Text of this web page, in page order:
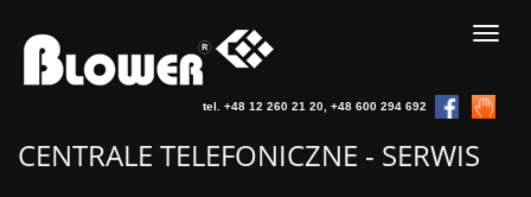
tel. +48 12 260 21 20, +48 600 294 692
CENTRALE TELEFONICZNE - SERWIS